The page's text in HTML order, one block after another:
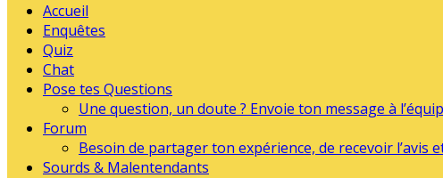
Accueil
Enquêtes
Quiz
Chat
Pose tes Questions
Une question, un doute ? Envoie ton message à
Forum
Besoin de partager ton expérience, de recevoir l’avis
Sourds & Malentendants